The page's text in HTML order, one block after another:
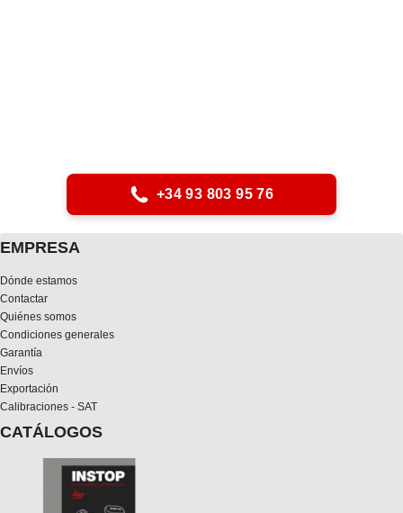
+34 93 803 95 76
EMPRESA
Dónde estamos
Contactar
Quiénes somos
Condiciones generales
Garantía
Envíos
Exportación
Calibraciones - SAT
CATÁLOGOS